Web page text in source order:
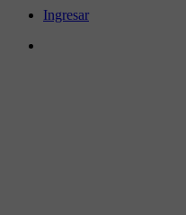
Ingresar